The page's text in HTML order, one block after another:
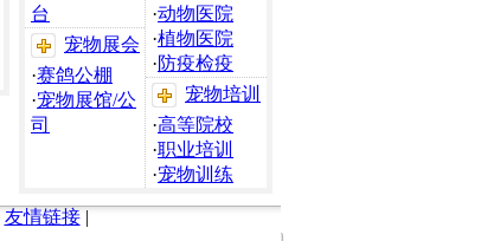
台
宠物展会
·赛鸽公棚
·宠物展馆/公
司
·动物医院
·植物医院
·防疫检疫
宠物培训
·高等院校
·职业培训
·宠物训练
友情链接|